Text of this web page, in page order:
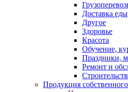
Доставка еды
Другое
Здоровье
Красота
Обучение,
Праздники,
Ремонт и
Продукция